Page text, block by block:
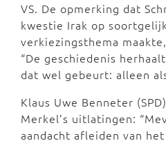
VS. De opmerking dat
kwestie Irak op
verkiezingsthema
“De geschiedenis
dat wel gebeurt: alleen
Klaus Uwe Benneter
Merkel’s uitlatingen:
aandacht afleiden van